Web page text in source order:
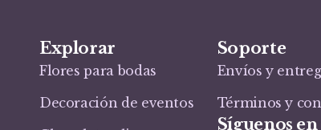
Explorar
Flores para bodas
Decoración de eventos
Soporte
Envíos y
Términos y
Síguenos en